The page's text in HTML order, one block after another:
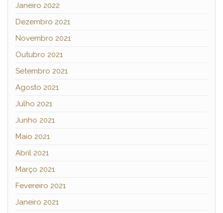
Janeiro 2022
Dezembro 2021
Novembro 2021
Outubro 2021
Setembro 2021
Agosto 2021
Julho 2021
Junho 2021
Maio 2021
Abril 2021
Março 2021
Fevereiro 2021
Janeiro 2021